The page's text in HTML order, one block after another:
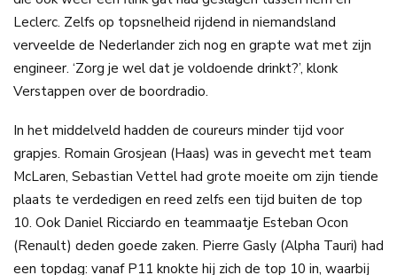
Leclerc. Zelfs op topsnelheid rijdend in niemandsland
verveelde de Nederlander zich nog en grapte wat met zijn
engineer. ‘Zorg je wel dat je voldoende drinkt?’, klonk
Verstappen over de boordradio.
In het middelveld hadden de coureurs minder tijd voor
grapjes. Romain Grosjean (Haas) was in gevecht met team
McLaren, Sebastian Vettel had grote moeite om zijn tiende
plaats te verdedigen en reed zelfs een tijd buiten de top
10. Ook Daniel Ricciardo en teammaatje Esteban Ocon
(Renault) deden goede zaken. Pierre Gasly (Alpha Tauri) had
een topdag: vanaf P11 knokte hij zich de top 10 in, waarbij